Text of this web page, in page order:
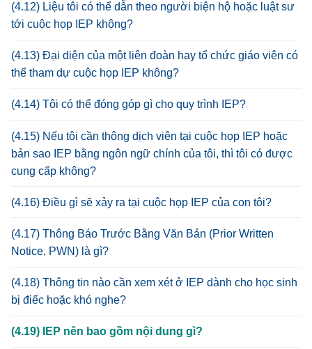
(4.12) Liệu tôi có thể dẫn theo người biện hộ hoặc luật sư
tới cuộc họp IEP không?
(4.13) Đại diện của một liên đoàn hay tổ chức giáo viên có
thể tham dự cuộc họp IEP không?
(4.14) Tôi có thể đóng góp gì cho quy trình IEP?
(4.15) Nếu tôi cần thông dịch viên tại cuộc họp IEP hoặc
bản sao IEP bằng ngôn ngữ chính của tôi, thì tôi có được
cung cấp không?
(4.16) Điều gì sẽ xảy ra tại cuộc họp IEP của con tôi?
(4.17) Thông Báo Trước Bằng Văn Bản (Prior Written
Notice, PWN) là gì?
(4.18) Thông tin nào cần xem xét ở IEP dành cho học sinh
bị điếc hoặc khó nghe?
(4.19) IEP nên bao gồm nội dung gì?